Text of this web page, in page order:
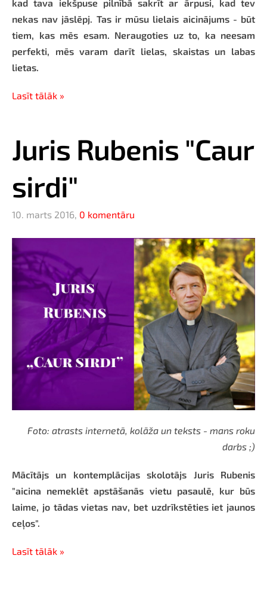
kad tava iekšpuse pilnībā sakrīt ar ārpusi, kad tev
nekas nav jāslēpj. Tas ir mūsu lielais aicinājums - būt
tiem, kas mēs esam. Neraugoties uz to, ka neesam
perfekti, mēs varam darīt lielas, skaistas un labas
lietas.
Lasīt tālāk »
Juris Rubenis "Caur
sirdi"
10. marts 2016, 0 komentāru
Foto: atrasts internetā, kolāža un teksts - mans roku
darbs ;)
Mācītājs un kontemplācijas skolotājs Juris Rubenis
"aicina nemeklēt apstāšanās vietu pasaulē, kur būs
laime, jo tādas vietas nav, bet uzdrīkstēties iet jaunos
ceļos".
Lasīt tālāk »